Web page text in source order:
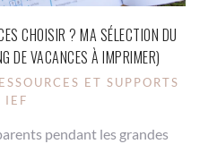
CHOISIR ? MA SÉLECTION DU
DE VACANCES À IMPRIMER)
ET SUPPORTS
IEF
pendant les grandes